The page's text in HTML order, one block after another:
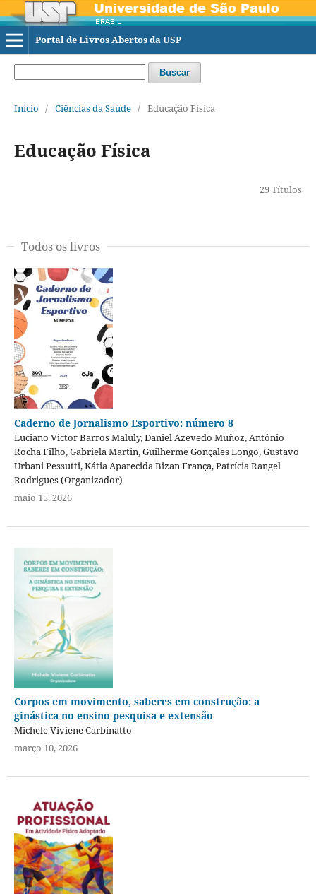
Portal de Livros Abertos da USP
Buscar
Início / Ciências da Saúde / Educação Física
Educação Física
29 Títulos
Todos os livros
Caderno de Jornalismo Esportivo: número 8
Luciano Victor Barros Maluly, Daniel Azevedo Muñoz, Antônio
Rocha Filho, Gabriela Martin, Guilherme Gonçales Longo, Gustavo
Urbani Pessutti, Kátia Aparecida Bizan França, Patrícia Rangel
Rodrigues (Organizador)
maio 15, 2026
Corpos em movimento, saberes em construção: a
ginástica no ensino pesquisa e extensão
Michele Viviene Carbinatto
março 10, 2026